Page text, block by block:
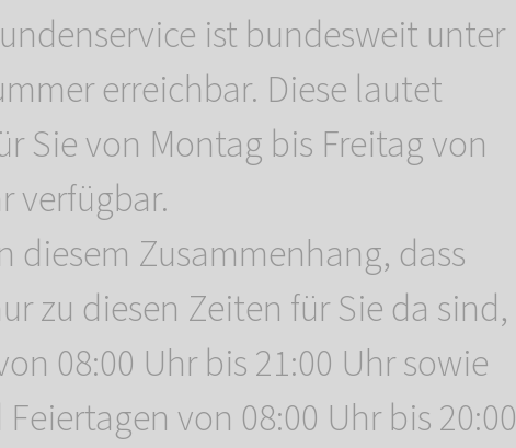
ist bundesweit unter
erreichbar. Diese lautet
Sie von Montag bis Freitag von
verfügbar.
diesem Zusammenhang, dass
zu diesen Zeiten für Sie da sind,
08:00 Uhr bis 21:00 Uhr sowie
von 08:00 Uhr bis 20:00